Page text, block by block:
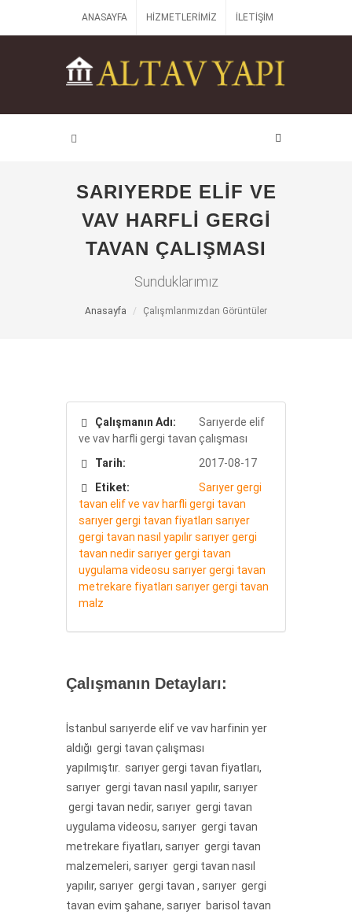
ANASAYFA HIZMETLERIMIZ İLETIŞIM
SARIYERDE ELIF VE
VAV HARFLI GERGI
TAVAN ÇALIŞMASI
Sunduklarımız
Anasayfa Çalışmlarımızdan Görüntüler
Çalışmanın Adı:
Sarıyerde elif
ve vav harfli gergi tavan çalışması
Tarih:
2017-08-17
Etiket:
Sarıyer gergi
tavan elif ve vav harfli gergi tavan
sarıyer gergi tavan fiyatları sarıyer
gergi tavan nasıl yapılırsarıyer gergi
tavan nedirsarıyer gergi tavan
uygulama videosu sarıyer gergi tavan
metrekare fiyatları sarıyer gergi tavan
malz
Çalışmanın Detayları:
İstanbul sarıyerde elif ve vav harfinin yer
aldığı gergi tavan çalışması
yapılmıştır. sarıyer gergi tavan fiyatları,
sarıyer gergi tavan nasıl yapılır, sarıyer
gergi tavan nedir, sarıyer gergi tavan
uygulama videosu, sarıyer gergi tavan
metrekare fiyatları, sarıyer gergi tavan
malzemeleri, sarıyer gergi tavan nasıl
yapılır, sarıyer gergi tavan , sarıyer gergi
tavan evim şahane, sarıyer barisol tavan